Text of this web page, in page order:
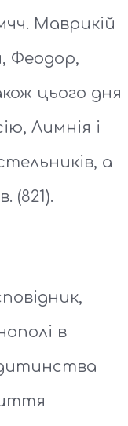
Маврикій
Феодор,
цього дня
Лимнія і
а
(821).
в